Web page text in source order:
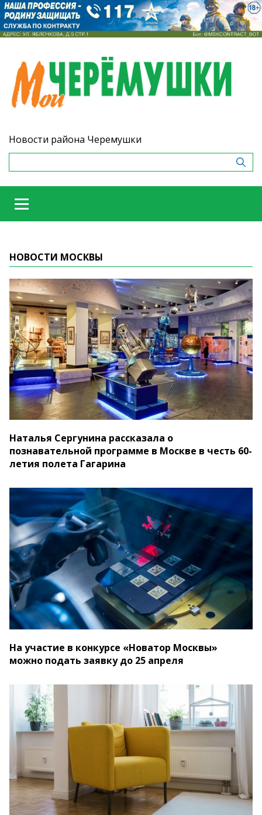
Новости района Черемушки
НОВОСТИ МОСКВЫ
Наталья Сергунина рассказала о
познавательной программе в Москве в честь 60-
летия полета Гагарина
На участие в конкурсе «Новатор Москвы»
можно подать заявку до 25 апреля